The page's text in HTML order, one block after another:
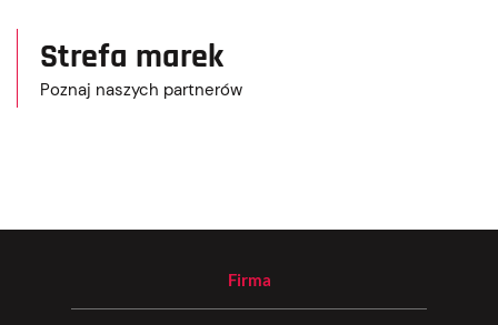
Strefa marek
Poznaj naszych partnerów
Firma